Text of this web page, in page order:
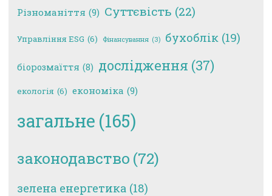
Різноманіття (9) Суттєвість (22)
Управління ESG (6) Фінансування (3) бухоблік (19)
біорозмаїття (8) дослідження (37)
екологія (6) економіка (9)
загальне (165)
законодавство (72)
зелена енергетика (18)